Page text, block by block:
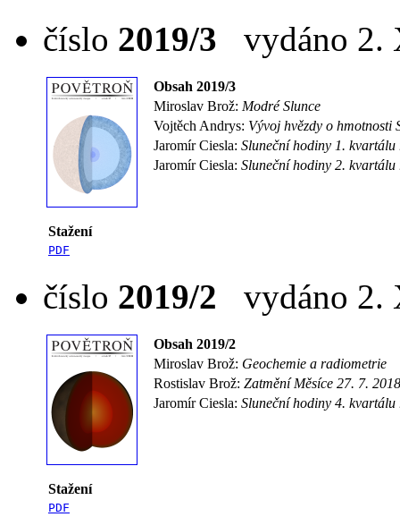
číslo 2019/3 vydáno 2.
Stažení
PDF
Obsah 2019/3
Miroslav Brož: Modré Slunce
Vojtěch Andrys: Vývoj hvězdy o hmotnosti
Jaromír Ciesla: Sluneční hodiny 1. kvartálu
Jaromír Ciesla: Sluneční hodiny 2. kvartálu
číslo 2019/2 vydáno 2.
Stažení
PDF
Obsah 2019/2
Miroslav Brož: Geochemie a radiometrie
Rostislav Brož: Zatmění Měsíce 27. 7. 2018
Jaromír Ciesla: Sluneční hodiny 4. kvartálu